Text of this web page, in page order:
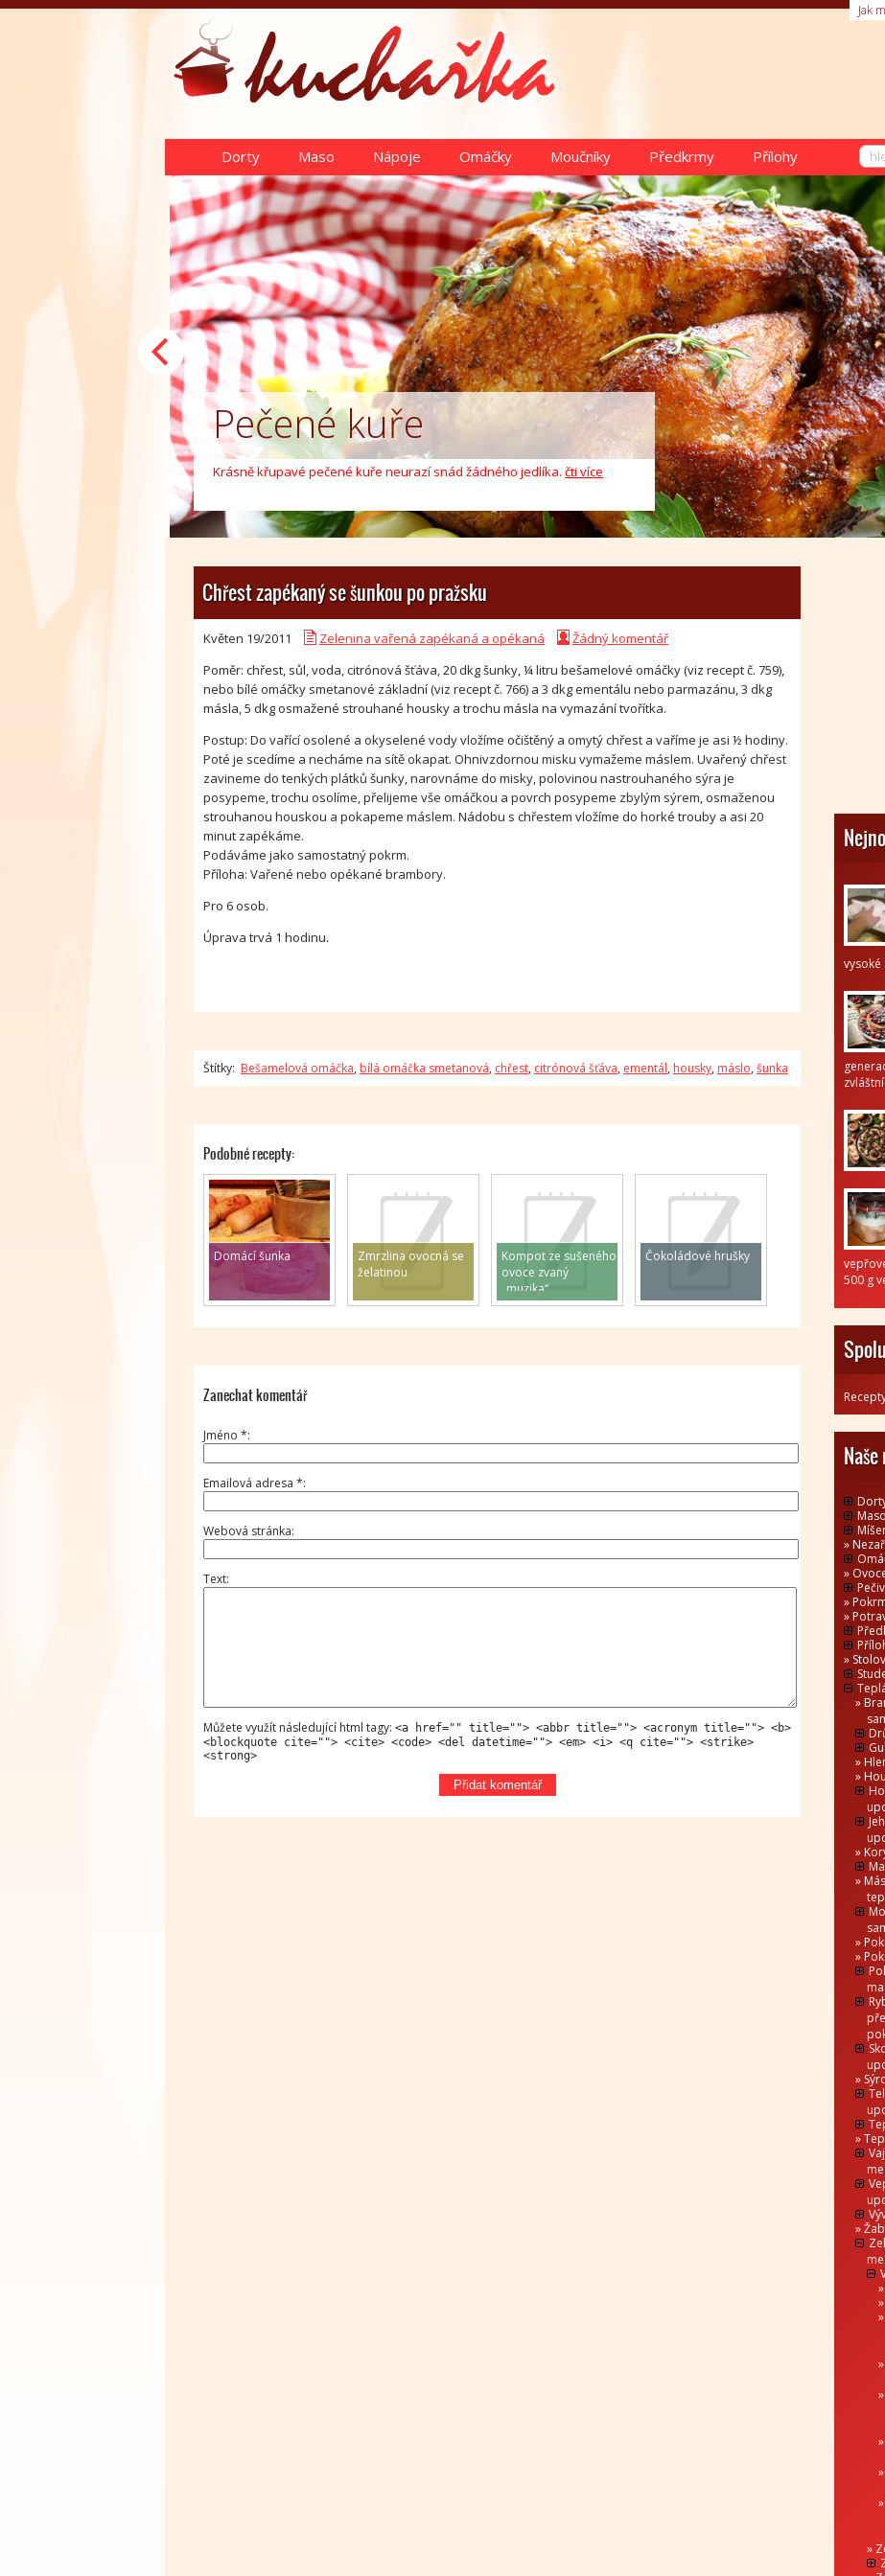
Jak
Dorty Maso Nápoje Omáčky Moučníky Předkrmy Přílohy
Pečené kuře
Krásně křupavé pečené kuře neurazí snád žádného jedlíka. čti více
Saláty
V kuchařce najdete široké spektrum jak zeleninových, tak ovocných
vysoké
500 g
Maso
Chřest zapékaný se šunkou po pražsku
Květen 19/2011 Zelenina vařená zapékaná a opékaná
Žádný komentář
Poměr: chřest, sůl, voda, citrónová šťáva, 20 dkg šunky, ¼ litru bešamelové omáčky (viz recept č. 759),
nebo bílé omáčky smetanové základní (viz recept č. 766) a 3 dkg ementálu nebo parmazánu, 3 dkg
másla, 5 dkg osmažené strouhané housky a trochu másla na vymazání tvořítka.
Postup: Do vařící osolené a okyselené vody vložíme očištěný a omytý chřest a vaříme je asi ½ hodiny.
Poté je scedíme a necháme na sítě okapat. Ohnivzdornou misku vymažeme máslem. Uvařený chřest
zavineme do tenkých plátků šunky, narovnáme do misky, polovinou nastrouhaného sýra je
posypeme, trochu osolíme, přelijeme vše omáčkou a povrch posypeme zbylým sýrem, osmaženou
strouhanou houskou a pokapeme máslem. Nádobu s chřestem vložíme do horké trouby a asi 20
minut zapékáme.
Podáváme jako samostatný pokrm.
Příloha: Vařené nebo opékané brambory.
Pro 6 osob.
Úprava trvá 1 hodinu.
Štítky: Bešamelová omáčka, bílá omáčka smetanová, chřest, citrónová šťáva, ementál, housky, máslo, šunka
Podobné recepty:
Domácí šunka
Zmrzlina ovocná se
želatinou
Kompot ze sušeného
ovoce zvaný
„muzika“
Čokoládové hrušky
Zanechat komentář
Jméno *
Emailová adresa *
Webová stránka
Text
Můžete využít následující html tagy: <a href="" title=""> <abbr title=""> <acronym title=""> <b>
<blockquote cite=""> <cite> <code> <del datetime=""> <em> <i> <q cite=""> <strike>
<strong>